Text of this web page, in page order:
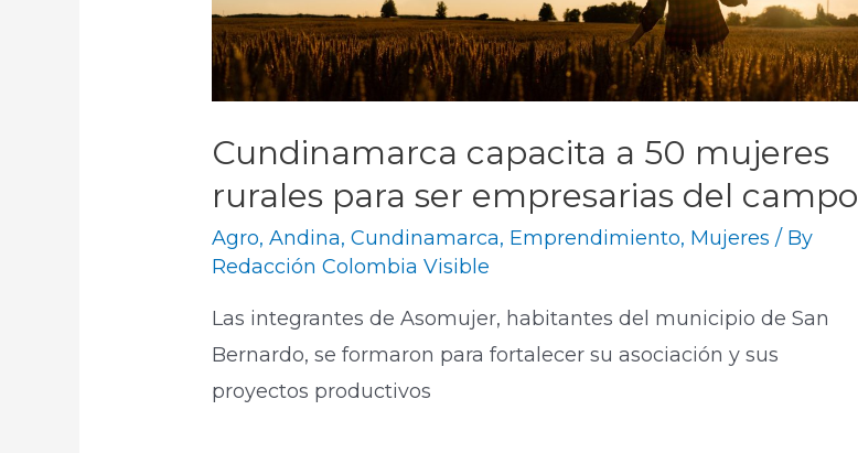
Cundinamarca capacita a 50 mujeres
rurales para ser empresarias del campo
Agro,Andina,Cundinamarca, Emprendimiento, Mujeres / By
Redacción Colombia Visible
Las integrantes de Asomujer, habitantes del municipio de San
Bernardo, se formaron para fortalecer su asociación y sus
proyectos productivos​